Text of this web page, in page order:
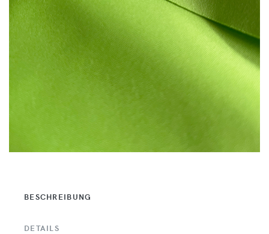
BESCHREIBUNG
DETAILS